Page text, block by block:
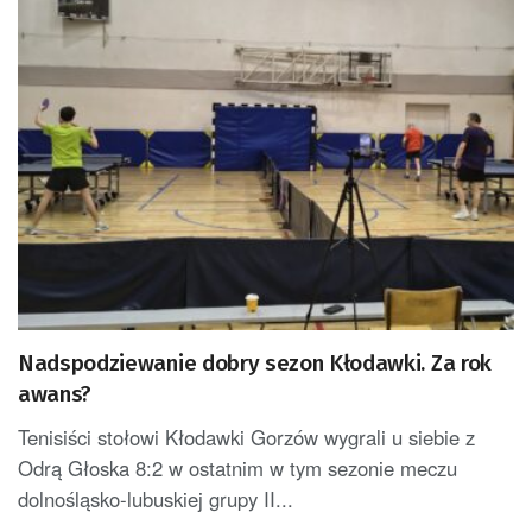
Nadspodziewanie dobry sezon Kłodawki. Za rok
awans?
Tenisiści stołowi Kłodawki Gorzów wygrali u siebie z
Odrą Głoska 8:2 w ostatnim w tym sezonie meczu
dolnośląsko-lubuskiej grupy II...